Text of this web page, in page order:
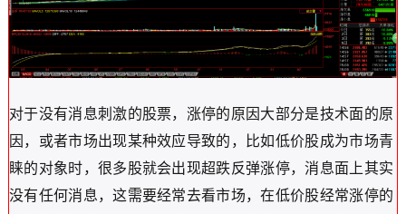
对于没有消息刺激的股票，涨停的原因大部分是技术面的原
因，或者市场出现某种效应导致的，比如低价股成为市场青
睐的对象时，很多股就会出现超跌反弹涨停，消息面上其实
没有任何消息，这需要经常去看市场，在低价股经常涨停的